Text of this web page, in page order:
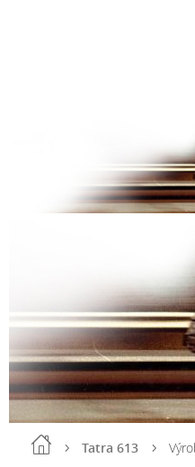
Tatra 613